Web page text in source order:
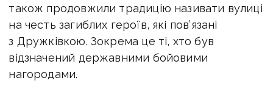
також продовжили традицію називати вулиці
на честь загиблих героїв, які пов’язані
з Дружківкою. Зокрема це ті, хто був
відзначений державними бойовими
нагородами.